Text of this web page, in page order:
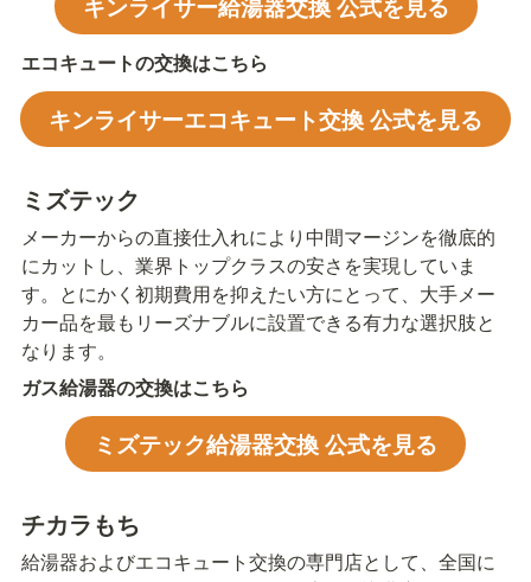
エコキュートの交換はこちら
キンライサーエコキュート交換 公式を見る
ミズテック
メーカーからの直接仕入れにより中間マージンを徹底的
にカットし、業界トップクラスの安さを実現していま
す。とにかく初期費用を抑えたい方にとって、大手メー
カー品を最もリーズナブルに設置できる有力な選択肢と
なります。
ガス給湯器の交換はこちら
ミズテック給湯器交換 公式を見る
チカラもち
給湯器およびエコキュート交換の専門店として、全国に